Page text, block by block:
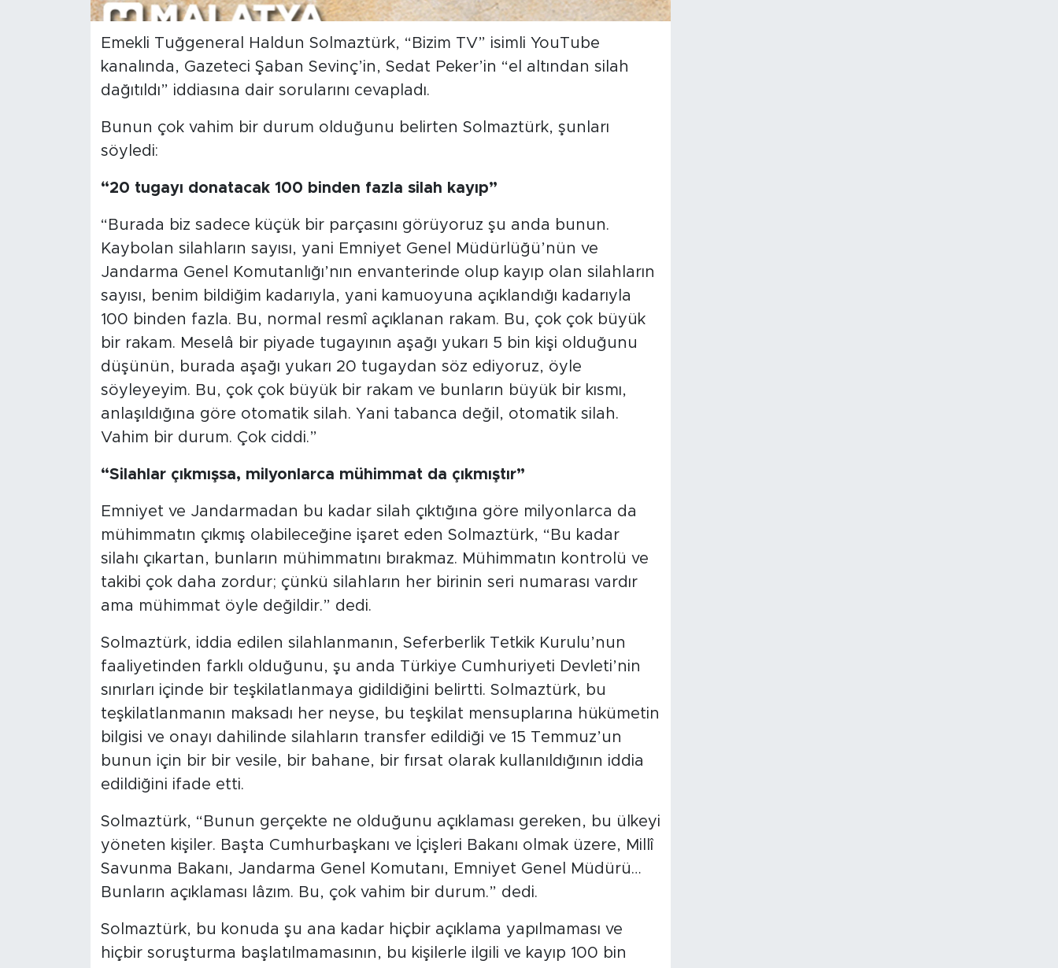
Emekli Tuğgeneral Haldun Solmaztürk, “Bizim TV” isimli YouTube
kanalında, Gazeteci Şaban Sevinç’in, Sedat Peker’in “el altından silah
dağıtıldı” iddiasına dair sorularını cevapladı.
Bunun çok vahim bir durum olduğunu belirten Solmaztürk, şunları
söyledi:
“20 tugayı donatacak 100 binden fazla silah kayıp”
“Burada biz sadece küçük bir parçasını görüyoruz şu anda bunun.
Kaybolan silahların sayısı, yani Emniyet Genel Müdürlüğü’nün ve
Jandarma Genel Komutanlığı’nın envanterinde olup kayıp olan silahların
sayısı, benim bildiğim kadarıyla, yani kamuoyuna açıklandığı kadarıyla
100 binden fazla. Bu, normal resmî açıklanan rakam. Bu, çok çok büyük
bir rakam. Meselâ bir piyade tugayının aşağı yukarı 5 bin kişi olduğunu
düşünün, burada aşağı yukarı 20 tugaydan söz ediyoruz, öyle
söyleyeyim. Bu, çok çok büyük bir rakam ve bunların büyük bir kısmı,
anlaşıldığına göre otomatik silah. Yani tabanca değil, otomatik silah.
Vahim bir durum. Çok ciddi.”
“Silahlar çıkmışsa, milyonlarca mühimmat da çıkmıştır”
Emniyet ve Jandarmadan bu kadar silah çıktığına göre milyonlarca da
mühimmatın çıkmış olabileceğine işaret eden Solmaztürk, “Bu kadar
silahı çıkartan, bunların mühimmatını bırakmaz. Mühimmatın kontrolü ve
takibi çok daha zordur; çünkü silahların her birinin seri numarası vardır
ama mühimmat öyle değildir.” dedi.
Solmaztürk, iddia edilen silahlanmanın, Seferberlik Tetkik Kurulu’nun
faaliyetinden farklı olduğunu, şu anda Türkiye Cumhuriyeti Devleti’nin
sınırları içinde bir teşkilatlanmaya gidildiğini belirtti. Solmaztürk, bu
teşkilatlanmanın maksadı her neyse, bu teşkilat mensuplarına hükümetin
bilgisi ve onayı dahilinde silahların transfer edildiği ve 15 Temmuz’un
bunun için bir bir vesile, bir bahane, bir fırsat olarak kullanıldığının iddia
edildiğini ifade etti.
Solmaztürk, “Bunun gerçekte ne olduğunu açıklaması gereken, bu ülkeyi
yöneten kişiler. Başta Cumhurbaşkanı ve İçişleri Bakanı olmak üzere, Millî
Savunma Bakanı, Jandarma Genel Komutanı, Emniyet Genel Müdürü…
Bunların açıklaması lâzım. Bu, çok vahim bir durum.” dedi.
Solmaztürk, bu konuda şu ana kadar hiçbir açıklama yapılmaması ve
hiçbir soruşturma başlatılmamasının, bu kişilerle ilgili ve kayıp 100 bin
Doğanşehir
Hekimhan
Adıyaman